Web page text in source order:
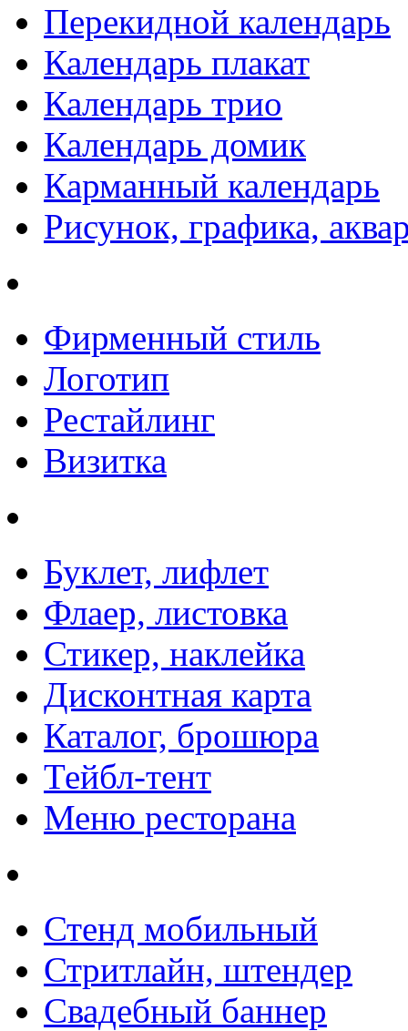
Перекидной календарь
Календарь плакат
Календарь трио
Календарь домик
Карманный календарь
Рисунок, графика,
Фирменный стиль
Логотип
Рестайлинг
Визитка
Буклет, лифлет
Флаер, листовка
Стикер, наклейка
Дисконтная карта
Каталог, брошюра
Тейбл-тент
Меню ресторана
Стенд мобильный
Стритлайн, штендер
Свадебный баннер